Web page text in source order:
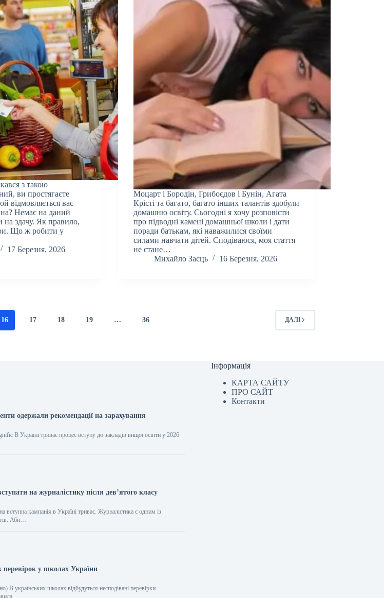
з такою
ви простягаєте
відмовляється вас
Немає на даний
на здачу. Як правило,
Що ж робити у
17 Березня, 2026
Моцарт і Бородін, Грибоєдов і Бунін, Агата
Крісті та багато, багато інших талантів здобули
домашню освіту. Сьогодні я хочу розповісти
про підводні камені домашньої школи і дати
поради батькам, які наважилися своїми
силами навчати дітей. Сподіваюся, моя стаття
не стане…
Михайло Заєць
16 Березня, 2026
16 17 18 19 … 36 ДАЛІ
одержали рекомендації на зарахування
В Україні триває процес вступу до закладів вищої освіти у 2026
на журналістику після дев’ятого класу
вступна кампанія в Україні триває. Журналістика є одним із
Аби…
у школах України
українських школах відбудуться несподівані перевірки.
Інформація
КАРТА САЙТУ
ПРО САЙТ
Контакти